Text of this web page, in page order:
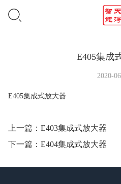
E405集成
2020-
E405集成式放大器
上一篇： E403集成式放大器
下一篇： E404集成式放大器